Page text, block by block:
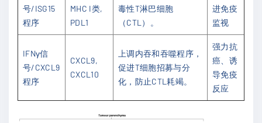
号/ISG15
程序
MHC I类,
PDL1
毒性T淋巴细胞
（CTL）。
进免疫
监视
IFNγ信
号/CXCL9
程序
CXCL9,
CXCL10
上调内吞和吞噬程序，
促进T细胞招募与分
化，防止CTL耗竭。
强力抗
癌、诱
导免疫
反应